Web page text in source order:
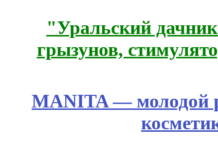
"Уральский
грызунов,
MANITA — молодой